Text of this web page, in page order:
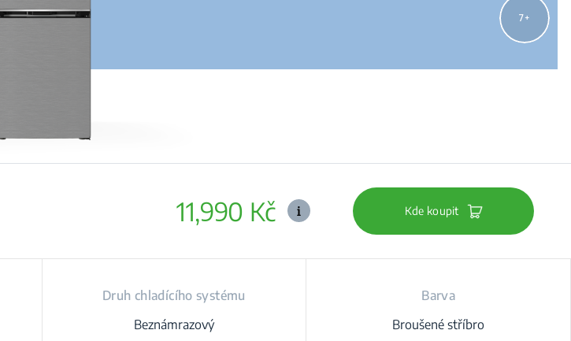
7
11,990 Kč Kde koupit
Druh chladícího systému
Beznámrazový
Barva
Broušené stříbro